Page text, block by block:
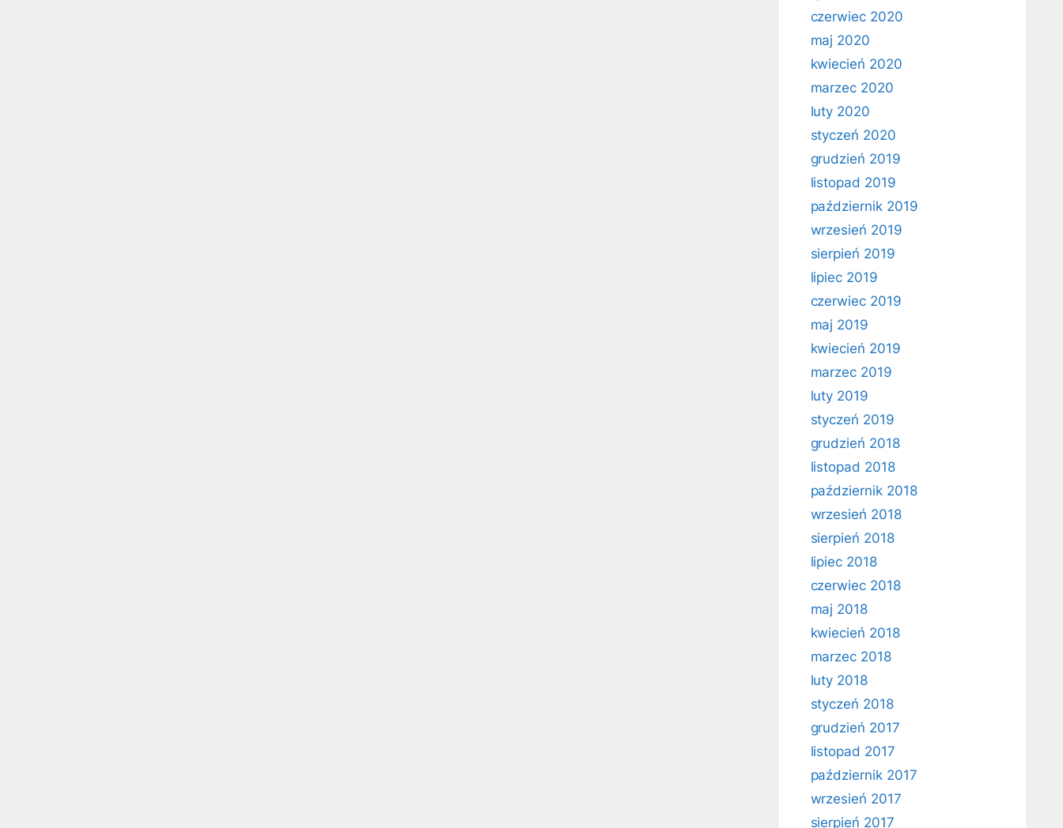
czerwiec 2020
maj 2020
kwiecień 2020
marzec 2020
luty 2020
styczeń 2020
grudzień 2019
listopad 2019
październik 2019
wrzesień 2019
sierpień 2019
lipiec 2019
czerwiec 2019
maj 2019
kwiecień 2019
marzec 2019
luty 2019
styczeń 2019
grudzień 2018
listopad 2018
październik 2018
wrzesień 2018
sierpień 2018
lipiec 2018
czerwiec 2018
maj 2018
kwiecień 2018
marzec 2018
luty 2018
styczeń 2018
grudzień 2017
listopad 2017
październik 2017
wrzesień 2017
sierpień 2017